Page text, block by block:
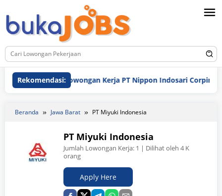
ke
konten
Rekomendasi:Lowongan Kerja PT Nippon Indosari Corpindo Tbk.
Beranda Jawa Barat PT Miyuki Indonesia
PT Miyuki Indonesia
Jumlah Lowongan Kerja: 1 | Dilihat oleh 4 K
orang
Apply Here